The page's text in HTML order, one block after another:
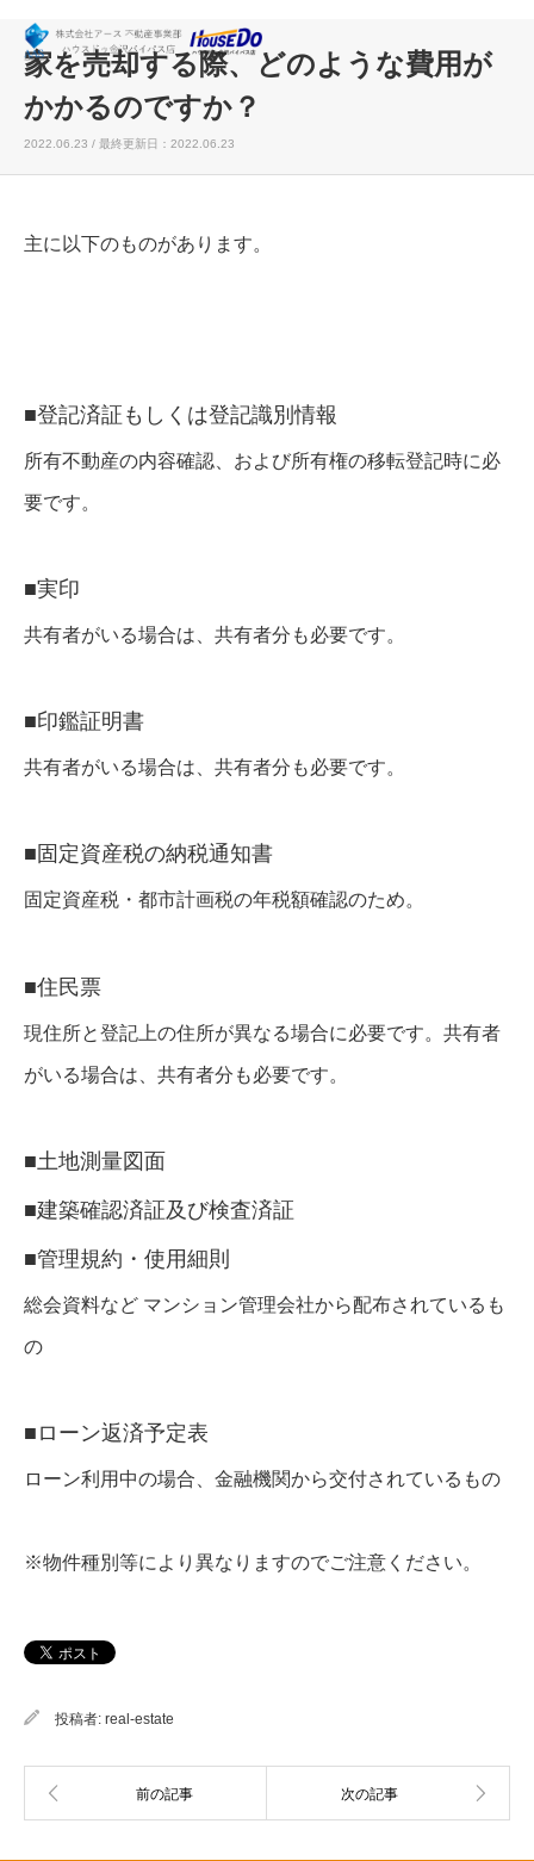
家を売却する際、どのような費用が
かかるのですか？
2022.06.23 / 最終更新日：2022.06.23
主に以下のものがあります。
■登記済証もしくは登記識別情報
所有不動産の内容確認、および所有権の移転登記時に必
要です。
■実印
共有者がいる場合は、共有者分も必要です。
■印鑑証明書
共有者がいる場合は、共有者分も必要です。
■固定資産税の納税通知書
固定資産税・都市計画税の年税額確認のため。
■住民票
現住所と登記上の住所が異なる場合に必要です。共有者
がいる場合は、共有者分も必要です。
■土地測量図面
■建築確認済証及び検査済証
■管理規約・使用細則
総会資料など マンション管理会社から配布されているも
の
■ローン返済予定表
ローン利用中の場合、金融機関から交付されているもの
※物件種別等により異なりますのでご注意ください。
投稿者: real-estate